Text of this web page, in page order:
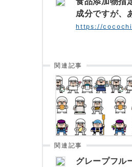
成分ですが、
https://
関連記事
関連記事
グレープフル